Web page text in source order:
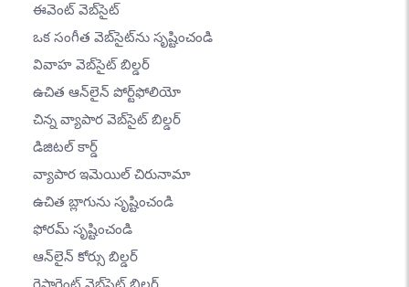
ఈవెంట్ వెబ్‌సైట్
ఒక సంగీత వెబ్‌సైట్‌ను సృష్టించండి
వివాహ వెబ్‌సైట్ బిల్డర్
ఉచిత ఆన్‌లైన్ పోర్ట్‌ఫోలియో
చిన్న వ్యాపార వెబ్‌సైట్ బిల్డర్
డిజిటల్ కార్డ్
వ్యాపార ఇమెయిల్ చిరునామా
ఉచిత బ్లాగును సృష్టించండి
ఫోరమ్ సృష్టించండి
ఆన్‌లైన్ కోర్సు బిల్డర్